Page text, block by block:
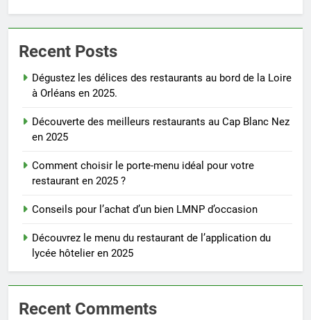
Recent Posts
Dégustez les délices des restaurants au bord de la Loire
à Orléans en 2025.
Découverte des meilleurs restaurants au Cap Blanc Nez
en 2025
Comment choisir le porte-menu idéal pour votre
restaurant en 2025 ?
Conseils pour l’achat d’un bien LMNP d’occasion
Découvrez le menu du restaurant de l’application du
lycée hôtelier en 2025
Recent Comments